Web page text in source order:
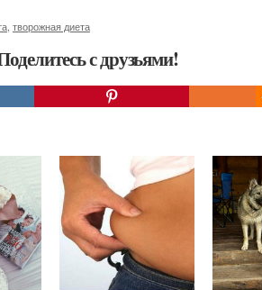
творожная диета
с друзьями!